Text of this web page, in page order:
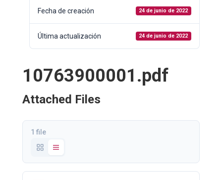
Fecha de creación 24 de junio de 2022
Última actualización 24 de junio de 2022
10763900001.pdf
Attached Files
1 file